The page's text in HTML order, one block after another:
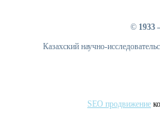
© 1933
Казахский научно-
SEO продвижение